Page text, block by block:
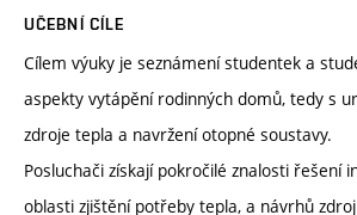
UČEBNÍ CÍLE
Cílem výuky je seznámení studentek a
aspekty vytápění rodinných domů, tedy s
zdroje tepla a navržení otopné soustavy.
Posluchači získají pokročilé znalosti řešení
oblasti zjištění potřeby tepla, a návrhů